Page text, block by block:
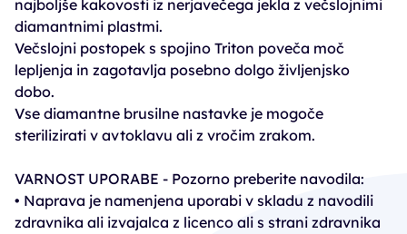
najboljše kakovosti iz nerjavečega jekla z večslojnimi
diamantnimi plastmi.
Večslojni postopek s spojino Triton poveča moč
lepljenja in zagotavlja posebno dolgo življenjsko
dobo.
Vse diamantne brusilne nastavke je mogoče
sterilizirati v avtoklavu ali z vročim zrakom.
VARNOST UPORABE - Pozorno preberite navodila:
• Naprava je namenjena uporabi v skladu z navodili
zdravnika ali izvajalca z licenco ali s strani zdravnika